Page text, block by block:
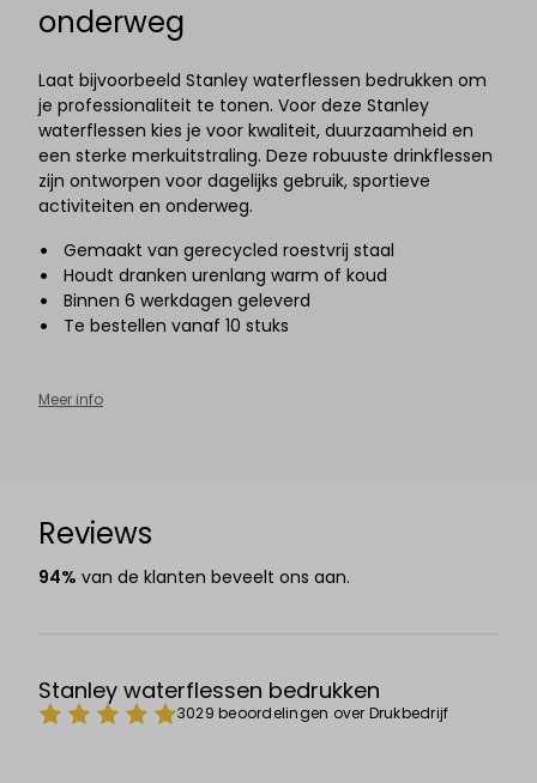
onderweg
Laat bijvoorbeeld Stanley waterflessen bedrukken om
je professionaliteit te tonen. Voor deze Stanley
waterflessen kies je voor kwaliteit, duurzaamheid en
een sterke merkuitstraling. Deze robuuste drinkflessen
zijn ontworpen voor dagelijks gebruik, sportieve
activiteiten en onderweg.
Gemaakt van gerecycled roestvrij staal
Houdt dranken urenlang warm of koud
Binnen 6 werkdagen geleverd
Te bestellen vanaf 10 stuks
Meer info
Reviews
94% van de klanten beveelt ons aan.
Stanley waterflessen bedrukken
3029 beoordelingen over Drukbedrijf